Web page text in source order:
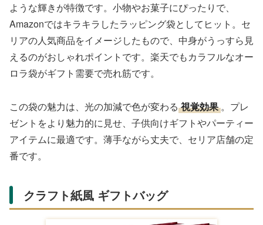
ような輝きが特徴です。小物やお菓子にぴったりで、
Amazonではキラキラしたラッピング袋としてヒット。セ
リアの人気商品をイメージしたもので、中身がうっすら見
えるのがおしゃれポイントです。楽天でもカラフルなオー
ロラ袋がギフト需要で売れ筋です。
この袋の魅力は、光の加減で色が変わる 視覚効果 。プレ
ゼントをより魅力的に見せ、子供向けギフトやパーティー
アイテムに最適です。薄手ながら丈夫で、セリア店舗の定
番です。
クラフト紙風 ギフトバッグ